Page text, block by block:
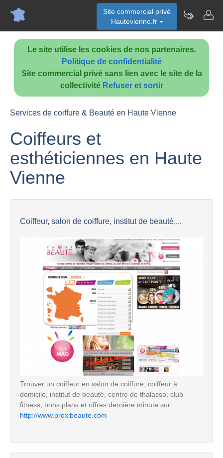
Le site utilise les cookies de nos partenaires.
Politique de confidentialité
Site commercial privé sans lien avec le site de la
collectivité Refuser et sortir
Site commercial privé
Hautevienne.fr
Services de coiffure & Beauté en Haute Vienne
Coiffeurs et
esthéticiennes en Haute
Vienne
Coiffeur, salon de coiffure, institut de beauté,...
Trouver un coiffeur en salon de coiffure, coiffeur à
domicile, institut de beauté, centre de thalasso, club
fitness, bons plans et offres dernière minute sur ...
http://www.proxibeaute.com